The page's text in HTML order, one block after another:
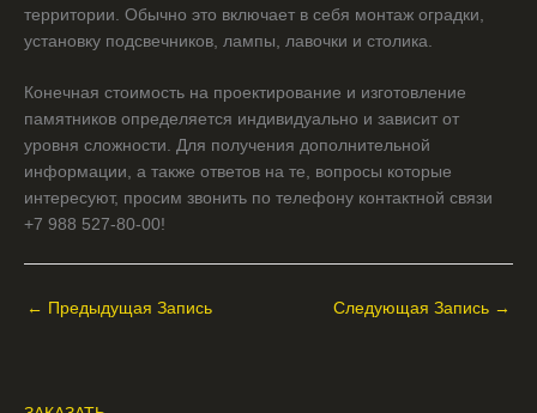
территории. Обычно это включает в себя монтаж оградки,
установку подсвечников, лампы, лавочки и столика.
Конечная стоимость на проектирование и изготовление
памятников определяется индивидуально и зависит от
уровня сложности. Для получения дополнительной
информации, а также ответов на те, вопросы которые
интересуют, просим звонить по телефону контактной связи
+7 988 527-80-00!
← Предыдущая Запись Следующая Запись →